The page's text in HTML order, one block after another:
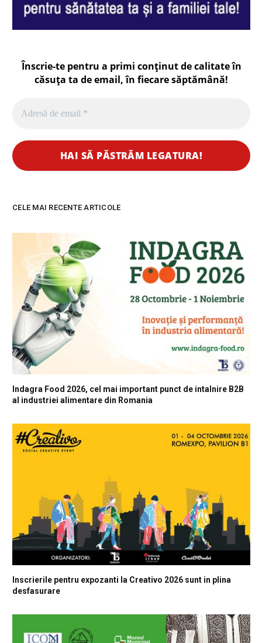
Înscrie-te pentru a primi conținut de calitate în
căsuța ta de email, în fiecaresăptămână!
CELE MAI RECENTE ARTICOLE
Indagra Food 2026, cel mai important punct de intalnire B2B
al industriei alimentare din Romania
Inscrierile pentru expozanti la Creativo 2026 sunt in plina
desfasurare